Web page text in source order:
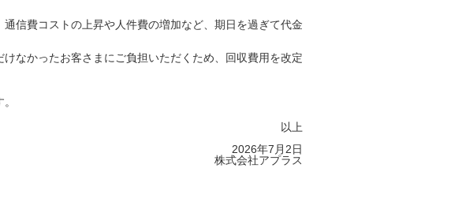
信費コストの上昇や人件費の増加など、期日を過ぎて代金
なかったお客さまにご負担いただくため、回収費用を改定
以上
2026年7月2日
株式会社アプラス